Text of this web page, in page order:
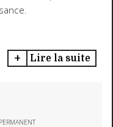
Lire la suite